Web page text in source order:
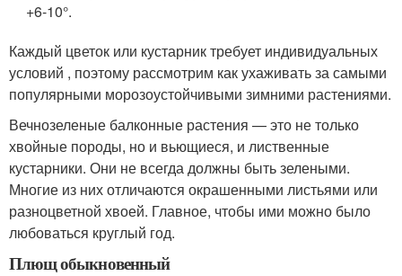
+6-10°.
Каждый цветок или кустарник требует индивидуальных
условий , поэтому рассмотрим как ухаживать за самыми
популярными морозоустойчивыми зимними растениями.
Вечнозеленые балконные растения — это не только
хвойные породы, но и вьющиеся, и лиственные
кустарники. Они не всегда должны быть зелеными.
Многие из них отличаются окрашенными листьями или
разноцветной хвоей. Главное, чтобы ими можно было
любоваться круглый год.
Плющ обыкновенный